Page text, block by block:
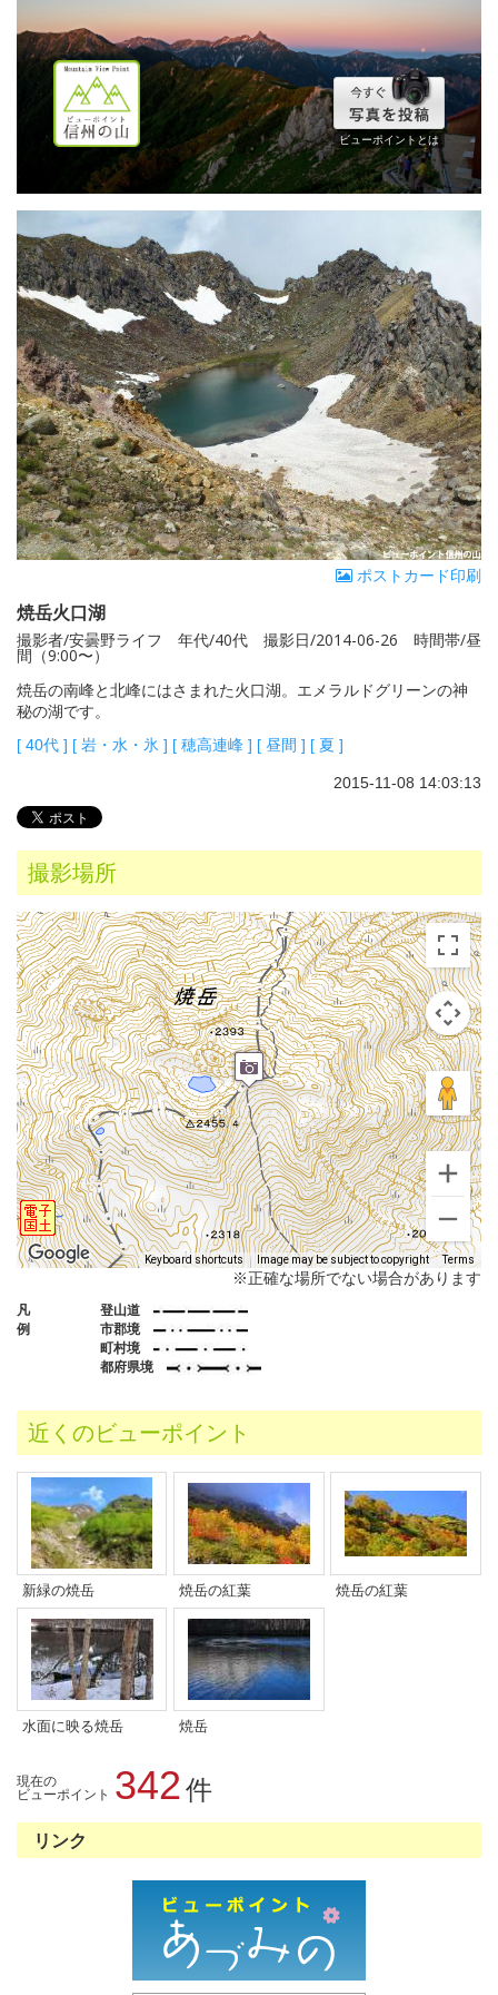
ビューポイントとは
ポストカード印刷
焼岳火口湖
撮影者/安曇野ライフ 年代/40代 撮影日/2014-06-26 時間帯/昼
間（9:00〜）
焼岳の南峰と北峰にはさまれた火口湖。エメラルドグリーンの神
秘の湖です。
[ 40代 ] [ 岩・水・氷 ] [ 穂高連峰 ] [ 昼間 ] [ 夏 ]
2015-11-08 14:03:13
撮影場所
Keyboard shortcuts Image may be subject to copyright Terms
※正確な場所でない場合があります
凡
例
登山道
市郡境
町村境
都府県境
近くのビューポイント
新緑の焼岳 焼岳の紅葉 焼岳の紅葉
水面に映る焼岳 焼岳
現在の
ビューポイント 342件
リンク